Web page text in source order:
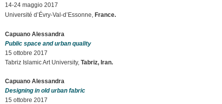
14-24 maggio 2017
Université d’Évry-Val-d’Essonne, France.
Capuano Alessandra
Public space and urban quality
15 ottobre 2017
Tabriz Islamic Art University, Tabriz, Iran.
Capuano Alessandra
Designing in old urban fabric
15 ottobre 2017